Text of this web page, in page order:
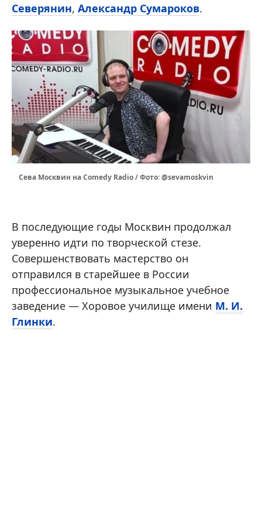
Северянин, Александр Сумароков.
Сева Москвин на Comedy Radio / Фото: @sevamoskvin
В последующие годы Москвин продолжал
уверенно идти по творческой стезе.
Совершенствовать мастерство он
отправился в старейшее в России
профессиональное музыкальное учебное
заведение — Хоровое училище имени М. И.
Глинки.